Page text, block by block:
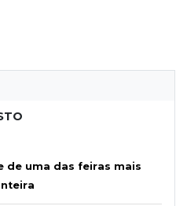
de uma das feiras mais